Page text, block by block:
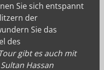
Sie sich entspannt
der
Sie das
des
gibt es auch mit
Hassan